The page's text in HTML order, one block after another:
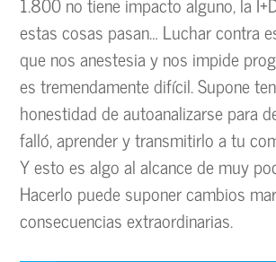
estas cosas pasan… Luchar contra
que nos anestesia y nos impide
es tremendamente difícil. Supone
honestidad de autoanalizarse para
falló, aprender y transmitirlo a tu
Y esto es algo al alcance de muy
Hacerlo puede suponer cambios
consecuencias extraordinarias.